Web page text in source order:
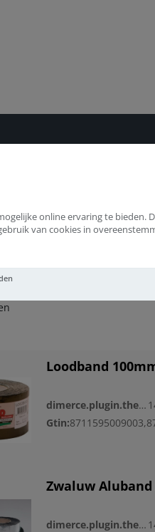
online ervaring te bieden.
van cookies in
Loodband
dimerce.plugin.theme.productnr:
Gtin:
Zwaluw
dimerce.plugin.theme.productnr: